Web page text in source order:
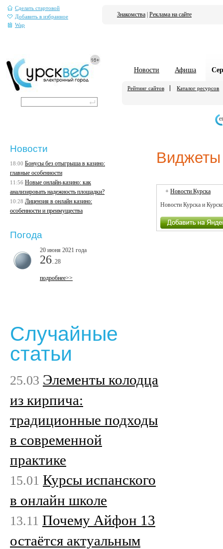
Сделать стартовой
Добавить в избранное
Wap
Знакомства Реклама на сайте
Новости Афиша
Рейтинг сайтов Каталог ресурсов
Виджеты
+Новости Курска
Новости Курска и
Новости
18:00 Бонусы без отыгрыша в казино:
главные особенности
11:56 Новые онлайн-казино: как
анализировать надежность площадки?
10:28 Лицензия в онлайн казино:
особенности и преимущества
Погода
20 июня 2021 года
26 ..28
подробнее>>
Случайные
статьи
25.03 Элементы колодца
из кирпича:
традиционные подходы
в современной
практике
15.01 Курсы испанского
в онлайн школе
13.11 Почему Айфон 13
остаётся актуальным